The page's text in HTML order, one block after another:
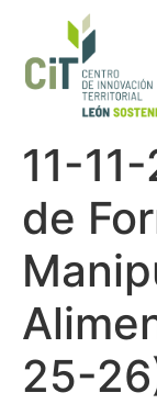
11-
de
25-